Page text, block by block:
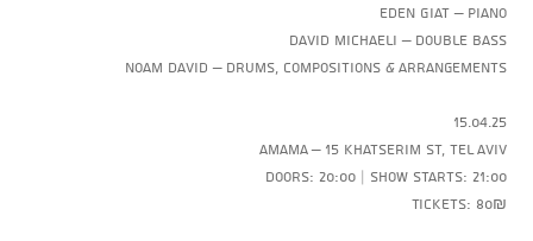
Eden Giat – Piano
David Michaeli – Double Bass
Noam David – Drums, Compositions & Arrangements
15.04.25
AMAMA – 15 Khatserim St, Tel Aviv
Doors: 20:00 | Show starts: 21:00
Tickets: 80₪